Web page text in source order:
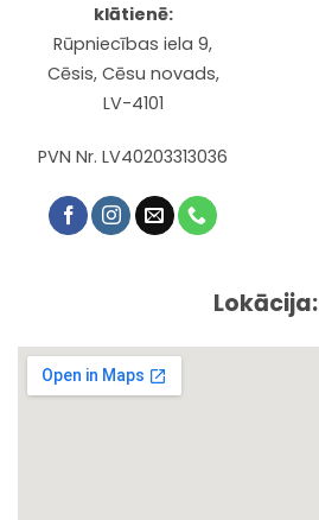
klātienē:
Rūpniecības iela 9,
Cēsis, Cēsu novads,
LV-4101
PVN Nr. LV40203313036
Lokācija: